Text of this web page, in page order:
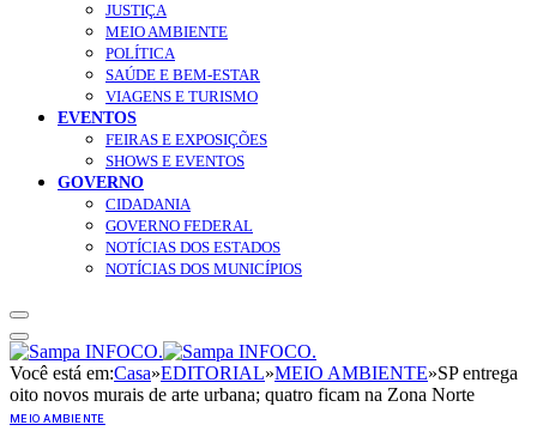
JUSTIÇA
MEIO AMBIENTE
POLÍTICA
SAÚDE E BEM-ESTAR
VIAGENS E TURISMO
EVENTOS
FEIRAS E EXPOSIÇÕES
SHOWS E EVENTOS
GOVERNO
CIDADANIA
GOVERNO FEDERAL
NOTÍCIAS DOS ESTADOS
NOTÍCIAS DOS MUNICÍPIOS
Você está em:Casa»EDITORIAL»MEIO AMBIENTE»SP entrega
oito novos murais de arte urbana; quatro ficam na Zona Norte
MEIO AMBIENTE